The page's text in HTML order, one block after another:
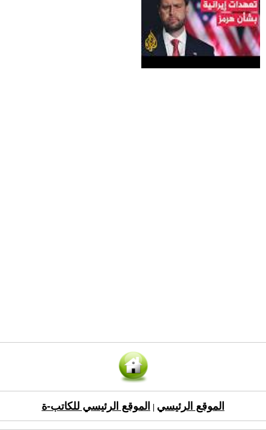
الموقع الرئيسي الموقع الرئيسي للكاتب-ة